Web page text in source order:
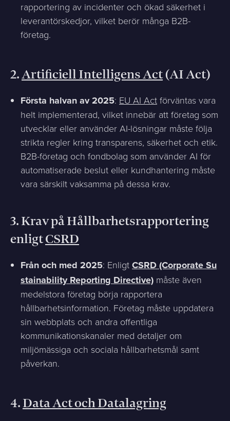
rapportering av incidenter och ökad säkerhet i
leverantörskedjor, vilket berör många B2B-
företag.
2.Artificiell Intelligens Act(AI Act)
Första halvan av 2025: EU AI Act förväntas vara
helt implementerad, vilket innebär att företag som
utvecklar eller använder AI-lösningar måste följa
strikta regler kring transparens, säkerhet och etik.
B2B-företag och fondbolag som använder AI för
automatiserade beslut eller kundhantering måste
vara särskilt vaksamma på dessa krav.
3. Krav på Hållbarhetsrapportering
enligtCSRD
Från och med 2025: Enligt CSRD (Corporate Su
stainability Reporting Directive) måste även
medelstora företag börja rapportera
hållbarhetsinformation. Företag måste uppdatera
sin webbplats och andra offentliga
kommunikationskanaler med detaljer om
miljömässiga och sociala hållbarhetsmål samt
påverkan.
4. Data Act och Datalagring